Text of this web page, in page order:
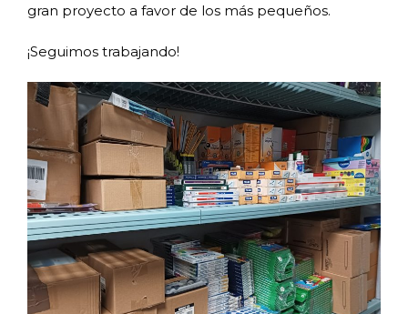
gran proyecto a favor de los más pequeños.
¡Seguimos trabajando!